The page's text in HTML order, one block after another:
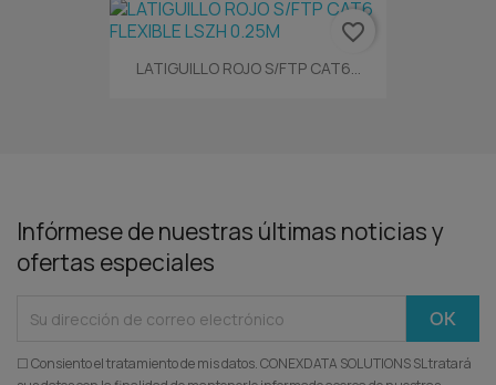
LATIGUILLO ROJO S/FTP CAT6...
favorite_border
Infórmese de nuestras últimas noticias y
ofertas especiales
☐ Consiento el tratamiento de mis datos. CONEXDATA SOLUTIONS SL tratará